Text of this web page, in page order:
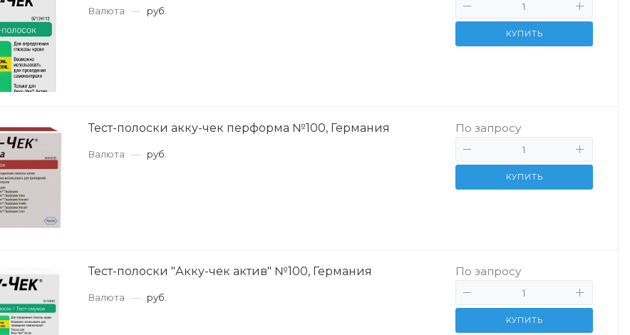
Валюта — руб.
КУПИТЬ
Тест-полоски акку-чек перформа №100, Германия
Валюта — руб.
По запросу
КУПИТЬ
Тест-полоски "Акку-чек актив" №100, Германия
Валюта — руб.
По запросу
КУПИТЬ